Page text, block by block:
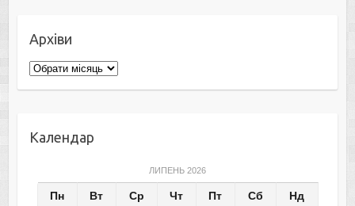
Архіви
Архіви
Календар
ЛИПЕНЬ 2026
Пн Вт Ср Чт Пт Сб Нд